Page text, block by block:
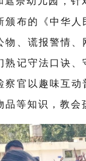
颁布的《中华
物、谎报警情
熟记守法口诀
察官以趣味互
等知识，教会